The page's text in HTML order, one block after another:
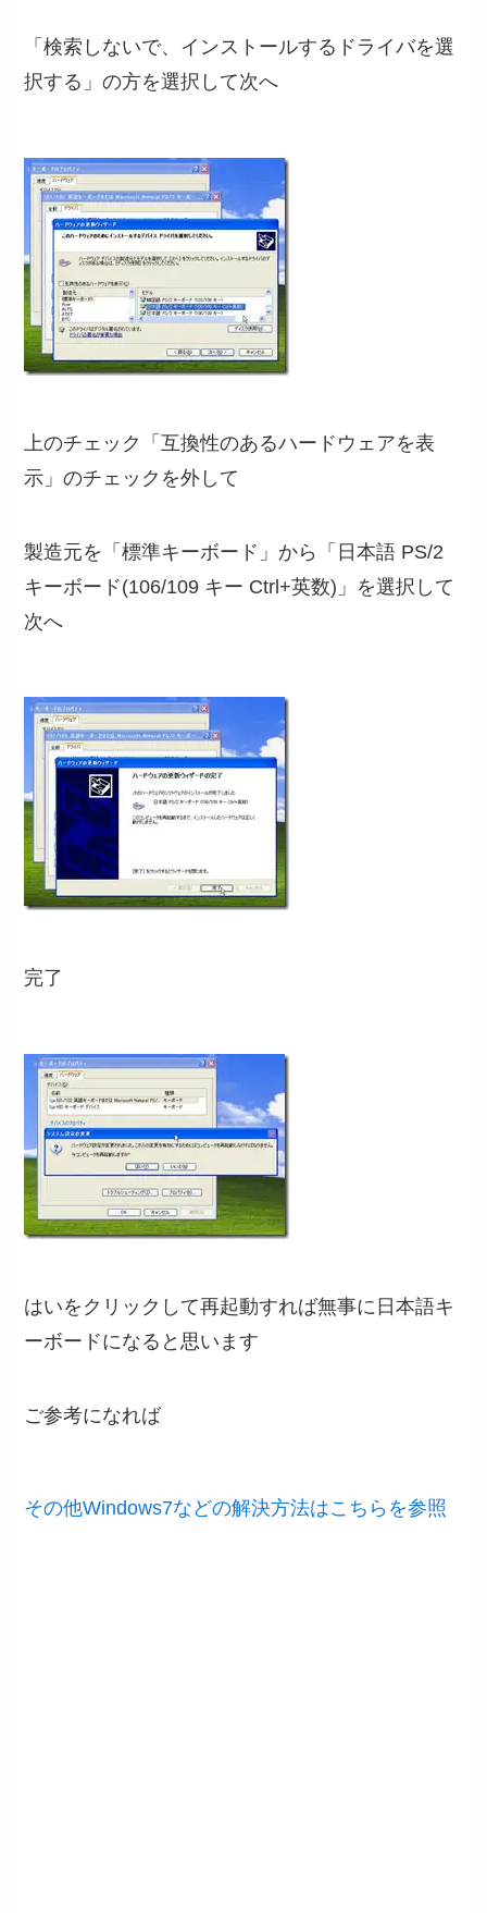
「検索しないで、インストールするドライバを選
択する」の方を選択して次へ
上のチェック「互換性のあるハードウェアを表
示」のチェックを外して
製造元を「標準キーボード」から「日本語 PS/2
キーボード(106/109 キー Ctrl+英数)」を選択して
次へ
完了
はいをクリックして再起動すれば無事に日本語キ
ーボードになると思います
ご参考になれば
その他Windows7などの解決方法はこちらを参照